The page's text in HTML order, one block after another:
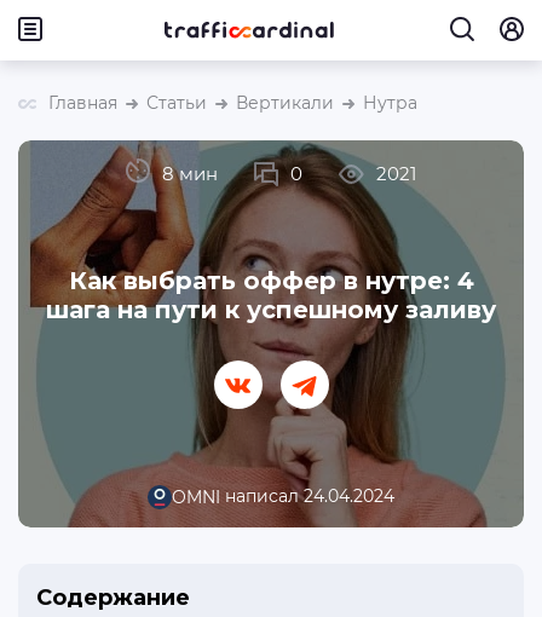
Главная Статьи Вертикали Нутра
OMNI написал 24.04.2024
Как выбрать оффер в нутре: 4
шага на пути к успешному заливу
8 мин 0 2021
Содержание